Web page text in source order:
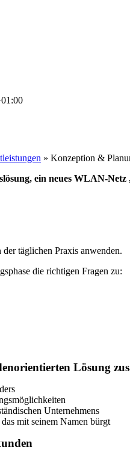
» Konzeption &
ein neues WLAN-
täglichen Praxis anwenden.
die richtigen Fragen zu:
Lösung
Unternehmens
mit seinem Namen bürgt